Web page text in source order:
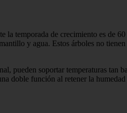
la temporada de crecimiento es de
y agua. Estos árboles no
pueden soportar temperaturas
doble función al retener la